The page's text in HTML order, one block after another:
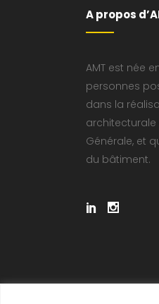
A propos
AMT est née
personnes
dans la
architecturale
Générale, et
du bâtiment.